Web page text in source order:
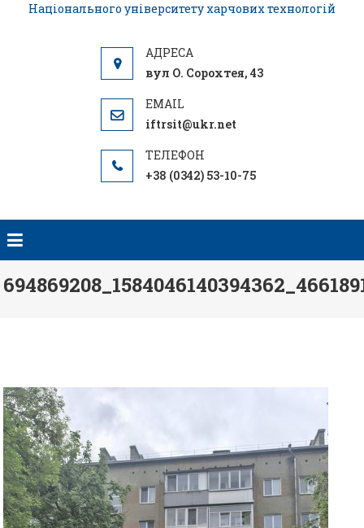
Національного університету харчових технологій
вул О. Сорохтея, 43
iftrsit@ukr.net
+38 (0342) 53-10-75